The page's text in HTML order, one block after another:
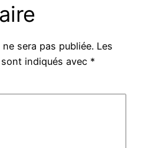
sera pas publiée. Les
indiqués avec *